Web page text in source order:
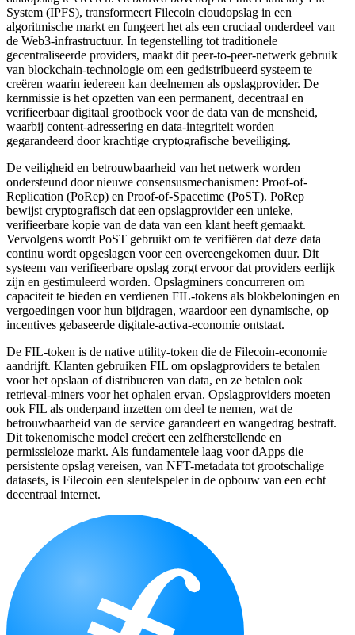
System (IPFS), transformeert Filecoin cloudopslag in een
algoritmische markt en fungeert het als een cruciaal onderdeel van
de Web3-infrastructuur. In tegenstelling tot traditionele
gecentraliseerde providers, maakt dit peer-to-peer-netwerk gebruik
van blockchain-technologie om een gedistribueerd systeem te
creëren waarin iedereen kan deelnemen als opslagprovider. De
kernmissie is het opzetten van een permanent, decentraal en
verifieerbaar digitaal grootboek voor de data van de mensheid,
waarbij content-adressering en data-integriteit worden
gegarandeerd door krachtige cryptografische beveiliging.
De veiligheid en betrouwbaarheid van het netwerk worden
ondersteund door nieuwe consensusmechanismen: Proof-of-
Replication (PoRep) en Proof-of-Spacetime (PoST). PoRep
bewijst cryptografisch dat een opslagprovider een unieke,
verifieerbare kopie van de data van een klant heeft gemaakt.
Vervolgens wordt PoST gebruikt om te verifiëren dat deze data
continu wordt opgeslagen voor een overeengekomen duur. Dit
systeem van verifieerbare opslag zorgt ervoor dat providers eerlijk
zijn en gestimuleerd worden. Opslagminers concurreren om
capaciteit te bieden en verdienen FIL-tokens als blokbeloningen en
vergoedingen voor hun bijdragen, waardoor een dynamische, op
incentives gebaseerde digitale-activa-economie ontstaat.
De FIL-token is de native utility-token die de Filecoin-economie
aandrijft. Klanten gebruiken FIL om opslagproviders te betalen
voor het opslaan of distribueren van data, en ze betalen ook
retrieval-miners voor het ophalen ervan. Opslagproviders moeten
ook FIL als onderpand inzetten om deel te nemen, wat de
betrouwbaarheid van de service garandeert en wangedrag bestraft.
Dit tokenomische model creëert een zelfherstellende en
permissieloze markt. Als fundamentele laag voor dApps die
persistente opslag vereisen, van NFT-metadata tot grootschalige
datasets, is Filecoin een sleutelspeler in de opbouw van een echt
decentraal internet.